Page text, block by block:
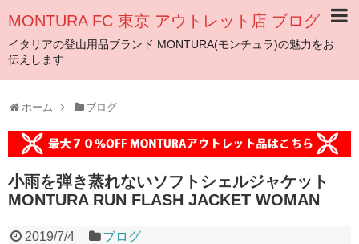
MONTURA FC 東京 アウトレット店 ブログ
イタリアの登山用品ブランド MONTURA(モンチュラ)の魅力をお
伝えします
ホーム ブログ
小雨を弾き蒸れないソフトシェルジャケット
MONTURA RUN FLASH JACKET WOMAN
2019/7/4 ブログ